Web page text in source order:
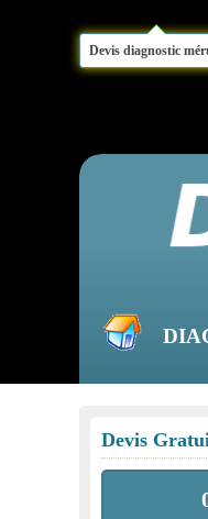
Devis diagnostic
Devis